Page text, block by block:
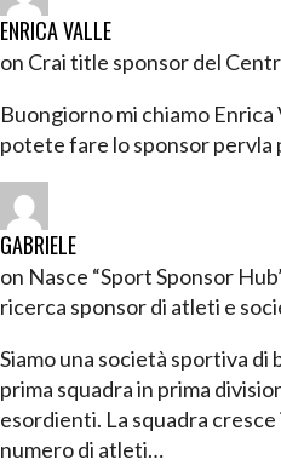
ENRICA VALLE
on Crai title sponsor del
Buongiorno mi chiamo Enrica
potete fare lo sponsor pervla
GABRIELE
on Nasce “Sport Sponsor
ricerca sponsor di atleti e
Siamo una società sportiva di
prima squadra in prima
esordienti. La squadra
numero di atleti…